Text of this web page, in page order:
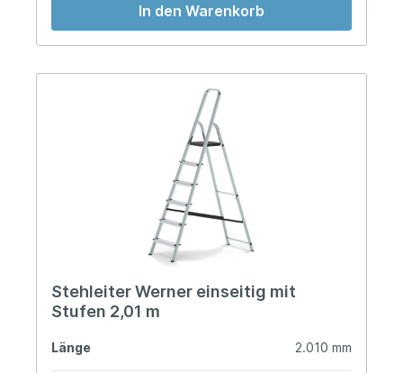
In den Warenkorb
Stehleiter Werner einseitig mit
Stufen 2,01 m
Länge 2.010 mm